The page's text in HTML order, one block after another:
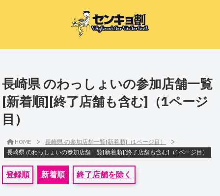
長崎県 のわっしょいの参加店舗一覧
[新着順][終了店舗も含む]（1ページ
目）
HOME > 長崎県 の参加店舗一覧[新着順]（1ページ目） >
長崎県 のわっしょいの参加店舗一覧[新着順][終了店舗も含む]（1ページ目）
登録順 新着順 終了店舗を除く